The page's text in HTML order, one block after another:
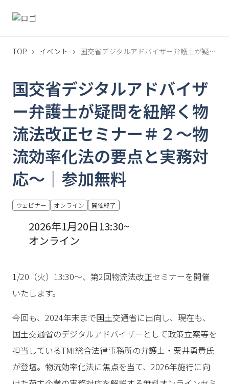
TOP イベント 国交省デジタルアドバイザー弁護士が疑問を紐解く物流法改正セミナー＃２〜物流効率化法の要点と実務対応〜｜参加無料
国交省デジタルアドバイザ
ー弁護士が疑問を紐解く物
流法改正セミナー＃２〜物
流効率化法の要点と実務対
応〜｜参加無料
ウェビナー オンライン 開催終了
2026年1月20日13:30~
オンライン
1/20（火）13:30〜、第2回物流法改正セミナーを開催
いたします。
今回も、2024年末まで国土交通省に出向し、現在も、
国土交通省のデジタルアドバイザーとして政策立案等を
担当しているTMI総合法律事務所の弁護士・粟井勇貴氏
が登壇。物流効率化法に焦点を当て、2026年施行に向